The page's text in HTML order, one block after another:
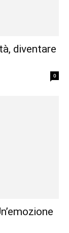
diventare
0